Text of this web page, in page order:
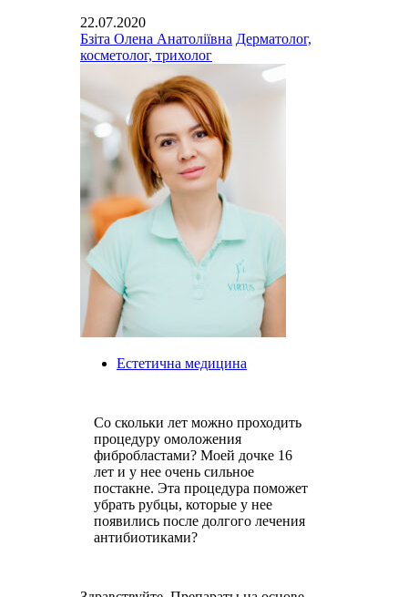
22.07.2020
Бзіта Олена Анатоліївна Дерматолог,
косметолог, трихолог
Естетична медицина
Со скольки лет можно проходить
процедуру омоложения
фибробластами? Моей дочке 16
лет и у нее очень сильное
постакне. Эта процедура поможет
убрать рубцы, которые у нее
появились после долгого лечения
антибиотиками?